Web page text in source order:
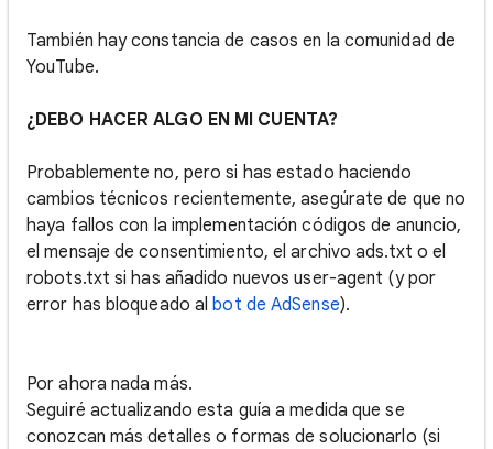
También hay constancia de casos en la comunidad de
YouTube.
¿DEBO HACER ALGO EN MI CUENTA?
Probablemente no, pero si has estado haciendo
cambios técnicos recientemente, asegúrate de que no
haya fallos con la implementación códigos de anuncio,
el mensaje de consentimiento, el archivo ads.txt o el
robots.txt si has añadido nuevos user-agent (y por
error has bloqueado al bot de AdSense).
Por ahora nada más.
Seguiré actualizando esta guía a medida que se
conozcan más detalles o formas de solucionarlo (si